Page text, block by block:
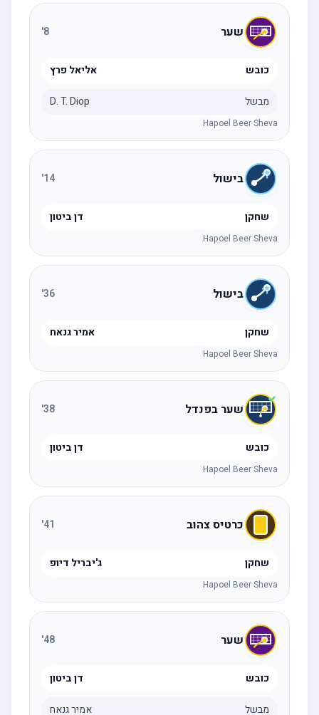
שער
כובש אליאל פרץ
מבשל D. T. Diop
Hapoel Beer Sheva
בישול 14
'
שחקן דן ביטון
Hapoel Beer Sheva
בישול 36
'
שחקן אמיר גנאח
Hapoel Beer Sheva
שער בפנדל 38
'
כובש דן ביטון
Hapoel Beer Sheva
כרטיס צהוב 41
'
שחקן ג'יבריל דיופ
Hapoel Beer Sheva
שער 48
'
כובש דן ביטון
מבשל אמיר גנאח